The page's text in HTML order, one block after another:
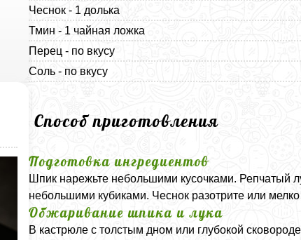
Чеснок - 1 долька
Тмин - 1 чайная ложка
Перец - по вкусу
Соль - по вкусу
Способ приготовления
Подготовка ингредиентов
Шпик нарежьте небольшими кусочками. Репчатый
небольшими кубиками. Чеснок разотрите или мелко
Обжаривание шпика и лука
В кастрюле с толстым дном или глубокой